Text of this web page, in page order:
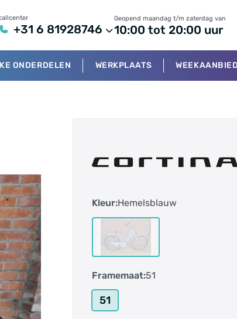
+31 6 81928746
Geopend maandag t/m zaterdag van
10:00 tot 20:00 uur
ONDERDELEN WERKPLAATS
Kleur:Hemelsblauw
Framemaat:51
51